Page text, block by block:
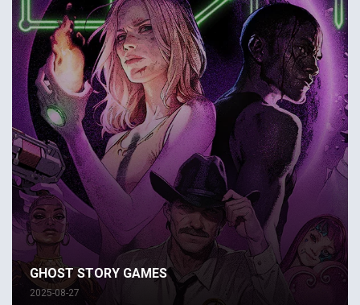
GHOST STORY GAMES
2025-08-27